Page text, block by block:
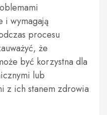
i wymagają
procesu
że
być korzystna dla
lub
z ich stanem zdrowia